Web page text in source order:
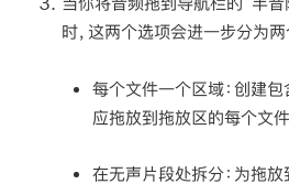
时，这两个选项会进一步分为两
每个文件一个区域：创建包
应拖放到拖放区的每个文件
在无声片段处拆分： 为拖放